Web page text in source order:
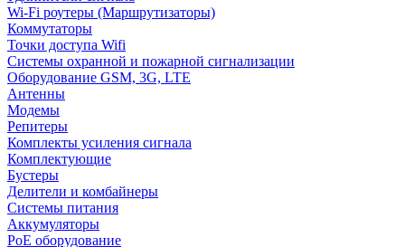
Wi-Fi роутеры (Маршрутизаторы)
Коммутаторы
Точки доступа Wifi
Системы охранной и пожарной сигнализации
Оборудование GSM, 3G, LTE
Антенны
Модемы
Репитеры
Комплекты усиления сигнала
Комплектующие
Бустеры
Делители и комбайнеры
Системы питания
Аккумуляторы
PoE оборудование